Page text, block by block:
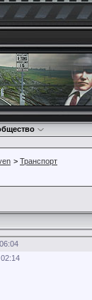
> Транспорт
06:04
02:14